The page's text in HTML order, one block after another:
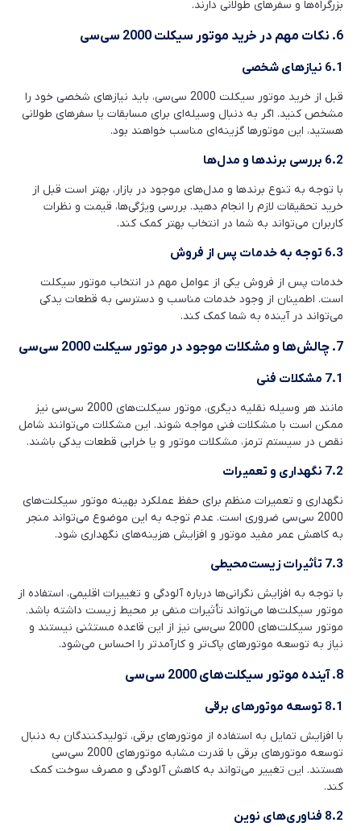
بزرگراه‌ها و سفرهای طولانی دارند.
6. نکات مهم در خرید موتور سیکلت 2000 سی‌سی
6.1 نیازهای شخصی
قبل از خرید موتور سیکلت 2000 سی‌سی، باید نیازهای شخصی خود را
مشخص کنید. اگر به دنبال وسیله‌ای برای مسابقات یا سفرهای طولانی
هستید، این موتورها گزینه‌ای مناسب خواهند بود.
6.2 بررسی برندها و مدل‌ها
با توجه به تنوع برندها و مدل‌های موجود در بازار، بهتر است قبل از
خرید تحقیقات لازم را انجام دهید. بررسی ویژگی‌ها، قیمت و نظرات
کاربران می‌تواند به شما در انتخاب بهتر کمک کند.
6.3 توجه به خدمات پس از فروش
خدمات پس از فروش یکی از عوامل مهم در انتخاب موتور سیکلت
است. اطمینان از وجود خدمات مناسب و دسترسی به قطعات یدکی
می‌تواند در آینده به شما کمک کند.
7. چالش‌ها و مشکلات موجود در موتور سیکلت 2000 سی‌سی
7.1 مشکلات فنی
مانند هر وسیله نقلیه دیگری، موتور سیکلت‌های 2000 سی‌سی نیز
ممکن است با مشکلات فنی مواجه شوند. این مشکلات می‌توانند شامل
نقص در سیستم ترمز، مشکلات موتور و یا خرابی قطعات یدکی باشند.
7.2 نگهداری و تعمیرات
نگهداری و تعمیرات منظم برای حفظ عملکرد بهینه موتور سیکلت‌های
2000 سی‌سی ضروری است. عدم توجه به این موضوع می‌تواند منجر
به کاهش عمر مفید موتور و افزایش هزینه‌های نگهداری شود.
7.3 تأثیرات زیست‌محیطی
با توجه به افزایش نگرانی‌ها درباره آلودگی و تغییرات اقلیمی، استفاده از
موتور سیکلت‌ها می‌تواند تأثیرات منفی بر محیط زیست داشته باشد.
موتور سیکلت‌های 2000 سی‌سی نیز از این قاعده مستثنی نیستند و
نیاز به توسعه موتورهای پاک‌تر و کارآمدتر را احساس می‌شود.
8. آینده موتور سیکلت‌های 2000 سی‌سی
8.1 توسعه موتورهای برقی
با افزایش تمایل به استفاده از موتورهای برقی، تولیدکنندگان به دنبال
توسعه موتورهای برقی با قدرت مشابه موتورهای 2000 سی‌سی
هستند. این تغییر می‌تواند به کاهش آلودگی و مصرف سوخت کمک
کند.
8.2 فناوری‌های نوین